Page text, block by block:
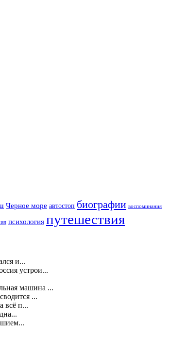
Черное море автостоп биографии воспоминания
психология путешествия
и...
устрои...
машина ...
...
всё п...